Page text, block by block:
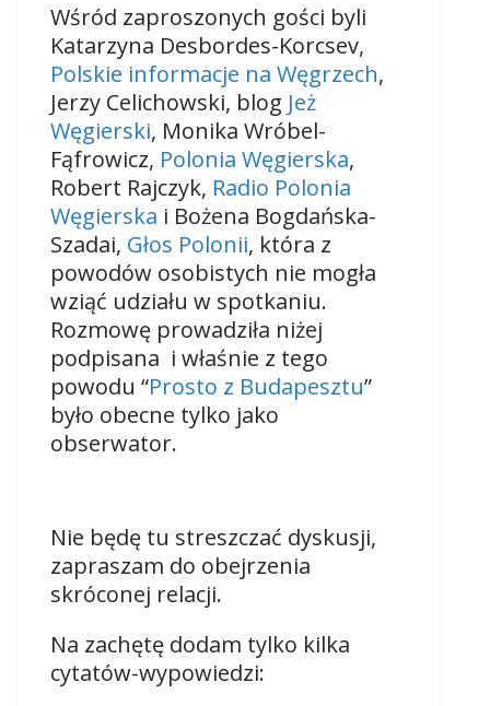
Wśród zaproszonych gości byli
Katarzyna Desbordes-Korcsev,
Polskie informacje na Węgrzech,
Jerzy Celichowski, blog Jeż
Węgierski, Monika Wróbel-
Fąfrowicz, Polonia Węgierska,
Robert Rajczyk, Radio Polonia
Węgierska i Bożena Bogdańska-
Szadai, Głos Polonii, która z
powodów osobistych nie mogła
wziąć udziału w spotkaniu.
Rozmowę prowadziła niżej
podpisana i właśnie z tego
powodu “Prosto z Budapesztu”
było obecne tylko jako
obserwator.
Nie będę tu streszczać dyskusji,
zapraszam do obejrzenia
skróconej relacji.
Na zachętę dodam tylko kilka
cytatów-wypowiedzi: